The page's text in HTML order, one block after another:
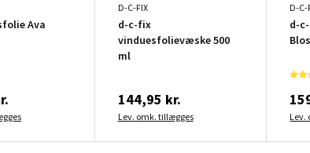
Ava
D-C-FIX
d-c-fix
vinduesfolievæske 500
ml
144,95 kr.
Lev. omk. tillægges
D-C-
d-
Lev.